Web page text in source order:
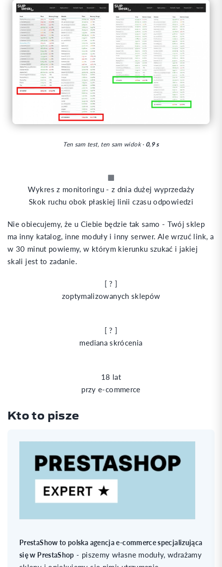
Ten sam test, ten sam widok · 0,9 s
▦
Wykres z monitoringu - z dnia dużej wyprzedaży
Skok ruchu obok płaskiej linii czasu odpowiedzi
Nie obiecujemy, że u Ciebie będzie tak samo - Twój sklep
ma inny katalog, inne moduły i inny serwer. Ale wrzuć link, a
w 30 minut powiemy, w którym kierunku szukać i jakiej
skali jest to zadanie.
[ ? ]
zoptymalizowanych sklepów
[ ? ]
mediana skrócenia
18 lat
przy e-commerce
Kto to pisze
PrestaShow to polska agencja e-commerce specjalizująca
się w PrestaShop - piszemy własne moduły, wdrażamy